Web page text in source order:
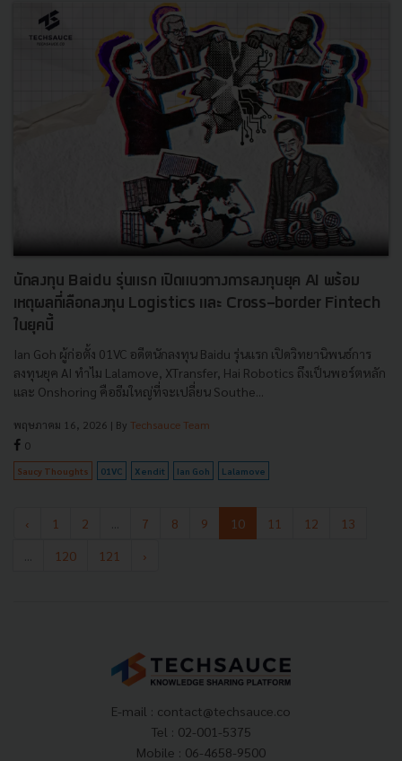
นักลงทุน Baidu รุ่นแรก เปิดแนวทางการลงทุนยุค AI พร้อม
เหตุผลที่เลือกลงทุน Logistics และ Cross-border Fintech
ในยุคนี้
Ian Goh ผู้ก่อตั้ง 01VC อดีตนักลงทุน Baidu รุ่นแรก เปิดวิทยานิพนธ์การ
ลงทุนยุค AI ทำไม Lalamove, XTransfer, Hai Robotics ถึงเป็นพอร์ตหลัก
และ Onshoring คือธีมใหญ่ที่จะเปลี่ยน Southe...
พฤษภาคม 16, 2026 | By Techsauce Team
0
Saucy Thoughts 01VC Xendit Ian Goh Lalamove
‹ 1 2 7 8 9 10 11 12
13
120 121 ›
E-mail : contact@techsauce.co
Tel : 02-001-5375
Mobile : 06-4658-9500